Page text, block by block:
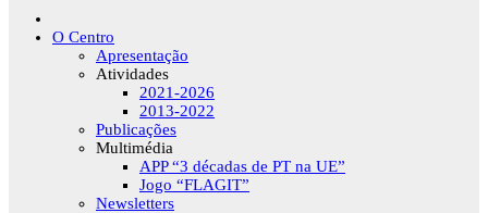
O Centro
Apresentação
Atividades
2021-2026
2013-2022
Publicações
Multimédia
APP “3 décadas de PT na UE”
Jogo “FLAGIT”
Newsletters